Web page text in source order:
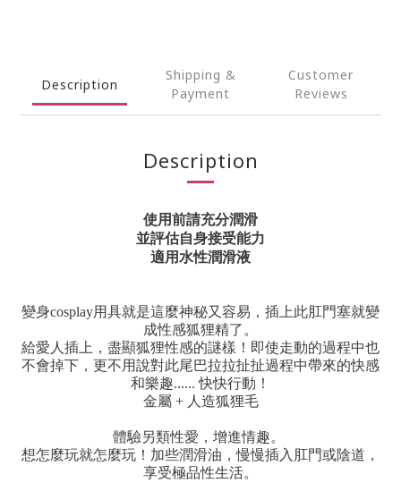
Description
Shipping &
Payment
Customer
Reviews
Description
使用前請充分潤滑
並評估自身接受能力
適用水性潤滑液
變身cosplay用具就是這麼神秘又容易，插上此肛門塞就變
成性感狐狸精了。
給愛人插上，盡顯狐狸性感的謎樣！即使走動的過程中也
不會掉下，更不用說對此尾巴拉拉扯扯過程中帶來的快感
和樂趣...... 快快行動！
金屬 + 人造狐狸毛
體驗另類性愛，增進情趣。
想怎麼玩就怎麼玩！加些潤滑油，慢慢插入肛門或陰道，
享受極品性生活。